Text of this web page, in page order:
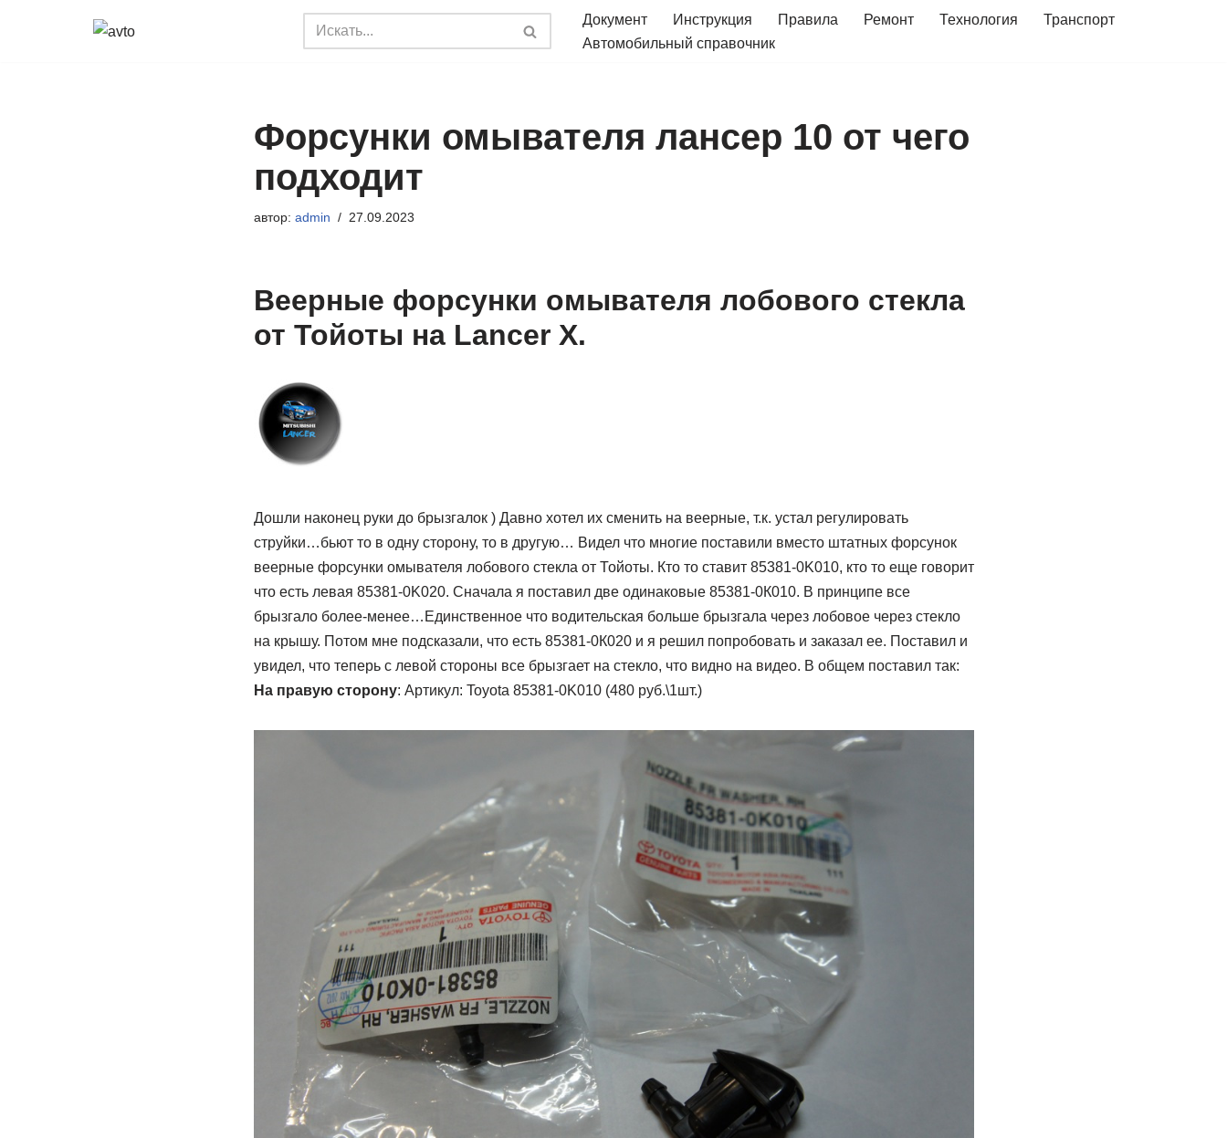
Документ Инструкция Правила Ремонт Технология
Транспорт
Автомобильный справочник
Форсунки омывателя лансер 10 от чего
подходит
автор: admin 27.09.2023
Веерные форсунки омывателя лобового стекла
от Тойоты на Lancer X.
Дошли наконец руки до брызгалок ) Давно хотел их сменить на веерные, т.к. устал регулировать
струйки…бьют то в одну сторону, то в другую… Видел что многие поставили вместо штатных форсунок
веерные форсунки омывателя лобового стекла от Тойоты. Кто то ставит 85381-0K010, кто то еще говорит
что есть левая 85381-0K020. Сначала я поставил две одинаковые 85381-0К010. В принципе все
брызгало более-менее…Единственное что водительская больше брызгала через лобовое через стекло
на крышу. Потом мне подсказали, что есть 85381-0К020 и я решил попробовать и заказал ее. Поставил и
увидел, что теперь с левой стороны все брызгает на стекло, что видно на видео. В общем поставил так:
На правую сторону: Артикул: Toyota 85381-0K010 (480 руб.\1шт.)